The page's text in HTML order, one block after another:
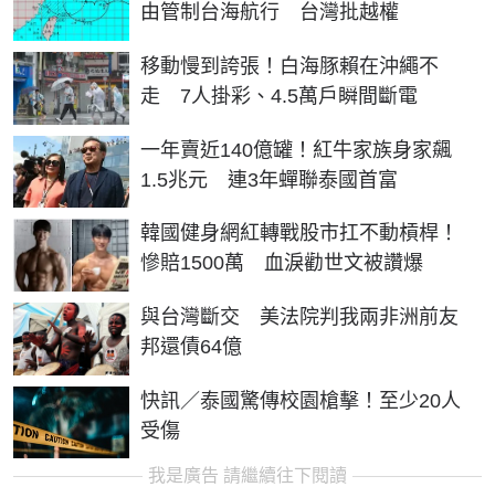
由管制台海航行 台灣批越權
移動慢到誇張！白海豚賴在沖繩不
走 7人掛彩、4.5萬戶瞬間斷電
一年賣近140億罐！紅牛家族身家飆
1.5兆元 連3年蟬聯泰國首富
韓國健身網紅轉戰股市扛不動槓桿！
慘賠1500萬 血淚勸世文被讚爆
與台灣斷交 美法院判我兩非洲前友
邦還債64億
快訊／泰國驚傳校園槍擊！至少20人
受傷
我是廣告 請繼續往下閱讀